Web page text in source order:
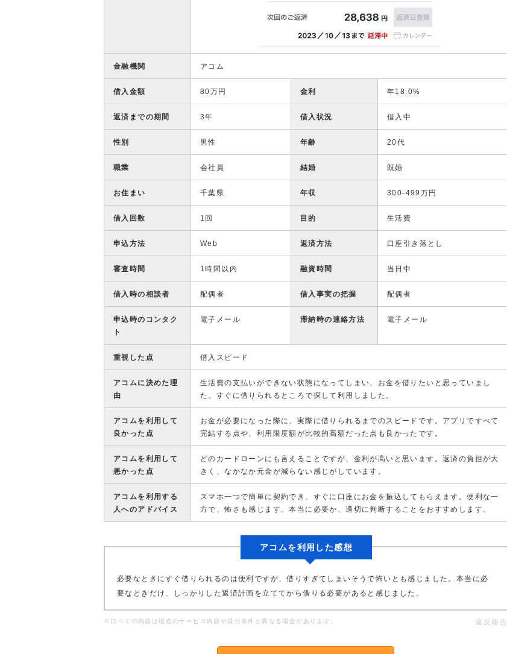
金融機関 アコム
借入金額 80万円 金利 年18.0%
返済までの期間 3年 借入状況 借入中
性別 男性 年齢 20代
職業 会社員 結婚 既婚
お住まい 千葉県 年収 300-499万円
借入回数 1回 目的 生活費
申込方法 Web 返済方法 口座引き落とし
審査時間 1時間以内 融資時間 当日中
借入時の相談者 配偶者 借入事実の把握 配偶者
申込時のコンタク
ト
電子メール 滞納時の連絡方法 電子メール
重視した点 借入スピード
アコムに決めた理
由
生活費の支払いができない状態になってしまい、お金を借りたいと思っていまし
た。すぐに借りられるところで探して利用しました。
アコムを利用して
良かった点
お金が必要になった際に、実際に借りられるまでのスピードです。アプリですべて
完結する点や、利用限度額が比較的高額だった点も良かったです。
アコムを利用して
悪かった点
どのカードローンにも言えることですが、金利が高いと思います。返済の負担が大
きく、なかなか元金が減らない感じがしています。
アコムを利用する
人へのアドバイス
スマホ一つで簡単に契約でき、すぐに口座にお金を振込してもらえます。便利な一
方で、怖さも感じます。本当に必要か、適切に判断することをおすすめします。
アコムを利用した感想
必要なときにすぐ借りられるのは便利ですが、借りすぎてしまいそうで怖いとも感じました。本当に必
要なときだけ、しっかりした返済計画を立ててから借りる必要があると感じました。
※口コミの内容は現在のサービス内容や貸付条件と異なる場合があります。 違反報告